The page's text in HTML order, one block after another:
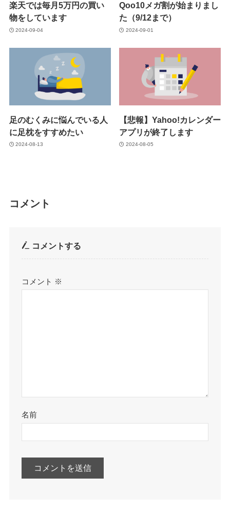
楽天では毎月5万円の買い
物をしています
2024-09-04
Qoo10メガ割が始まりまし
た（9/12まで）
2024-09-01
足のむくみに悩んでいる人
に足枕をすすめたい
2024-08-13
【悲報】Yahoo!カレンダー
アプリが終了します
2024-08-05
コメント
コメントする
コメント ※
名前